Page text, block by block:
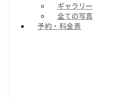
ギャラリー
全ての写真
予約・料金表